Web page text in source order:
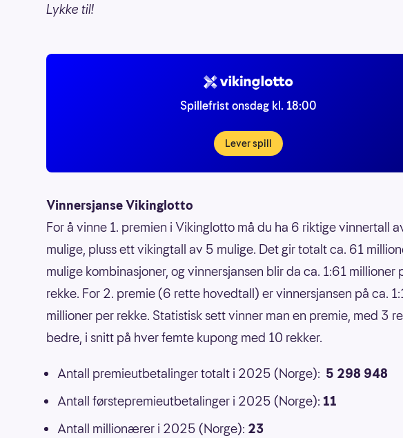
Lykke til!
Spillefrist onsdag kl. 18:00
Lever spill
Vinnersjanse Vikinglotto
For å vinne 1. premien i Vikinglotto må du ha 6 riktige vinnertall
mulige, pluss ett vikingtall av 5 mulige. Det gir totalt ca. 61
mulige kombinasjoner, og vinnersjansen blir da ca. 1:61 millioner
rekke. For 2. premie (6 rette hovedtall) er vinnersjansen på ca.
millioner per rekke. Statistisk sett vinner man en premie, med 3
bedre, i snitt på hver femte kupong med 10 rekker.
Antall premieutbetalinger totalt i 2025 (Norge): 5 298 948
Antall førstepremieutbetalinger i 2025 (Norge): 11
Antall millionærer i 2025 (Norge): 23